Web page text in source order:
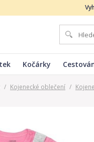
Kočárky
/ Kojenecké oblečení /